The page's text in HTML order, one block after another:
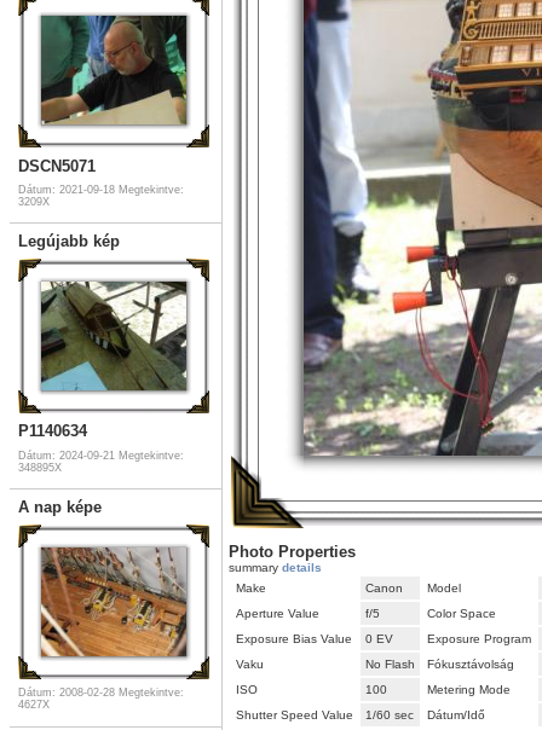
DSCN5071
Dátum: 2021-09-18 Megtekintve:
3209X
Legújabb kép
P1140634
Dátum: 2024-09-21 Megtekintve:
348895X
A nap képe
Dátum: 2008-02-28 Megtekintve:
4627X
Photo Properties
summary details
Make
Canon
Model
Aperture Value
f/5
Color Space
Exposure Bias Value
0 EV
Exposure Program
Vaku
No Flash
Fókusztávolság
ISO
100
Metering Mode
Shutter Speed Value
1/60 sec Dátum/Idő